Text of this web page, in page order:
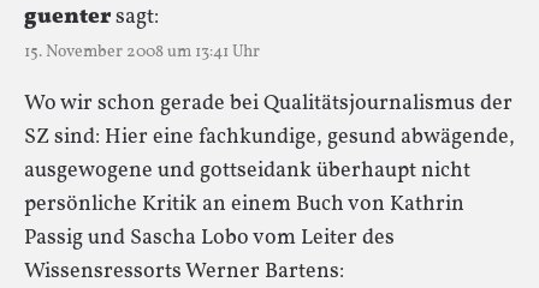
guentersagt:
15. November 2008 um 13:41 Uhr
Wo wir schon gerade bei Qualitätsjournalismus der
SZ sind: Hier eine fachkundige, gesund abwägende,
ausgewogene und gottseidank überhaupt nicht
persönliche Kritik an einem Buch von Kathrin
Passig und Sascha Lobo vom Leiter des
Wissensressorts Werner Bartens: